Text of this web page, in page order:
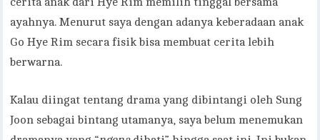
ayahnya. Menurut saya dengan adanya keberadaan anak
Go Hye Rim secara fisik bisa membuat cerita lebih
berwarna.
Kalau diingat tentang drama yang dibintangi oleh Sung
Joon sebagai bintang utamanya, saya belum menemukan